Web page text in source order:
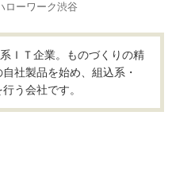
ローワーク渋谷
ＩＴ企業。ものづくりの精
社製品を始め、組込系・
う会社です。